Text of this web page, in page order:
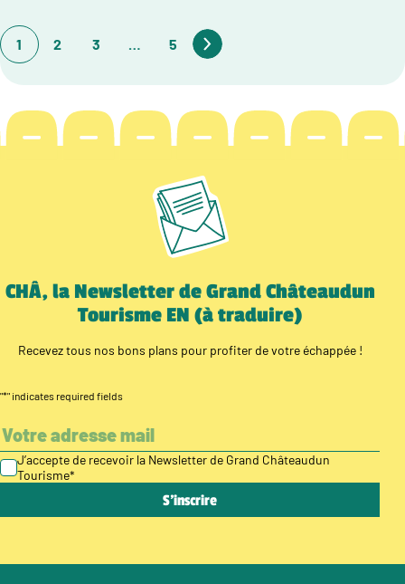
1 2 3 … 5
CHÂ, la Newsletter de Grand Châteaudun
Tourisme EN (à traduire)
Recevez tous nos bons plans pour profiter de votre échappée !
"*" indicates required fields
J’accepte de recevoir la Newsletter de Grand Châteaudun
Tourisme*